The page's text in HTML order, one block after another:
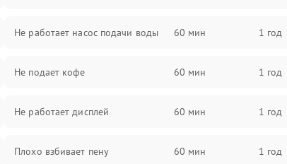
Не работает насос подачи воды 60 мин 1 год
Не подает кофе 60 мин 1 год
Не работает дисплей 60 мин 1 год
Плохо взбивает пену 60 мин 1 год